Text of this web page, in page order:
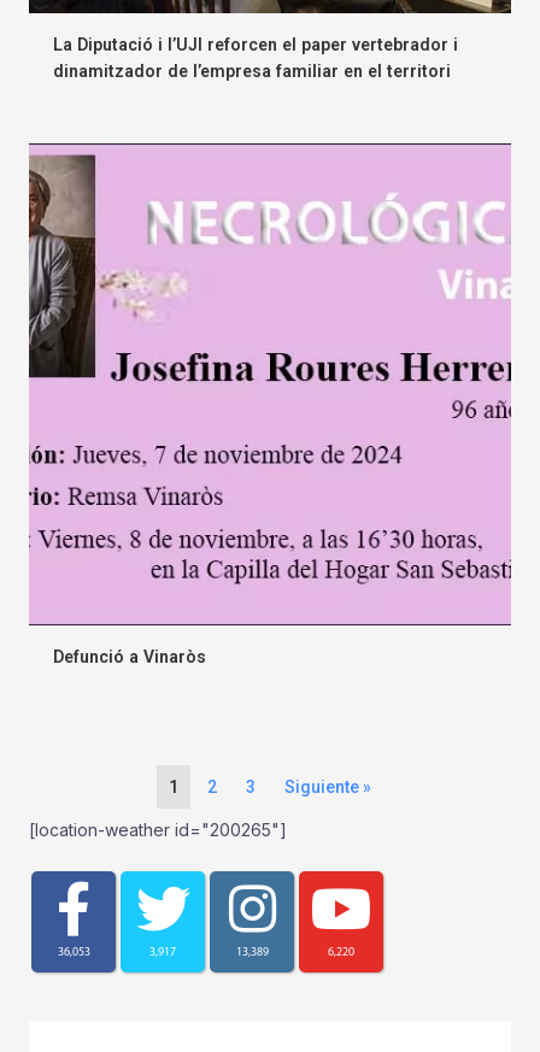
La Diputació i l’UJI reforcen el paper vertebrador i
dinamitzador de l’empresa familiar en el territori
Defunció a Vinaròs
1 2 3 Siguiente »
[location-weather id="200265"]
36,053 3,917 13,389 6,220